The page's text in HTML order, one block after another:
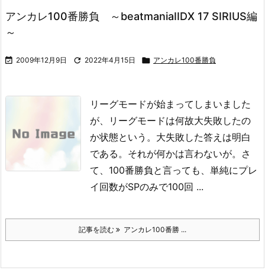
アンカレ100番勝負 ～beatmaniaIIDX 17 SIRIUS編
～
 2009年12月9日  2022年4月15日  アンカレ100番勝負
リーグモードが始まってしまいました
が、リーグモードは何故大失敗したの
か状態という。 大失敗した答えは明白
である。 それが何かは言わないが。 さ
て、100番勝負と言っても、単純にプレ
イ回数がSPのみで100回 ...
記事を読む アンカレ100番勝 ...